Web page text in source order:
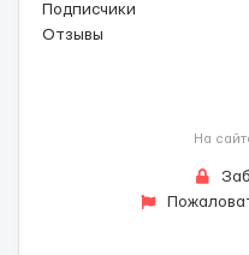
Подписчики
Отзывы
На